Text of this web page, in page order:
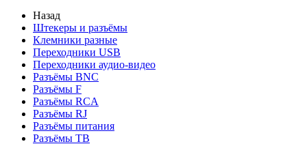
Назад
Штекеры и разъёмы
Клемники разные
Переходники USB
Переходники аудио-видео
Разъёмы BNC
Разъёмы F
Разъёмы RCA
Разъёмы RJ
Разъёмы питания
Разъёмы ТВ